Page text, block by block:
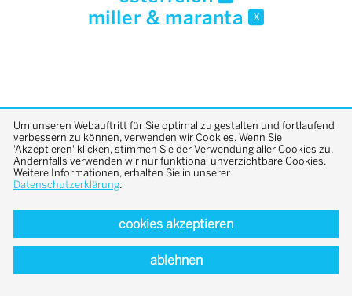
miller & maranta x
back to top
Um unseren Webauftritt für Sie optimal zu gestalten und fortlaufend
verbessern zu können, verwenden wir Cookies. Wenn Sie
'Akzeptieren' klicken, stimmen Sie der Verwendung aller Cookies zu.
Andernfalls verwenden wir nur funktional unverzichtbare Cookies.
Weitere Informationen, erhalten Sie in unserer
Datenschutzerklärung.
cookies akzeptieren
ablehnen